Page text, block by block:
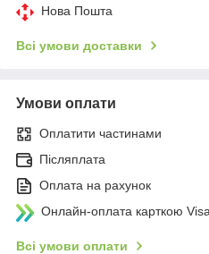
Нова Пошта
Всі умови доставки
Умови оплати
Оплатити частинами
Післяплата
Оплата на рахунок
Онлайн-оплата карткою
Всі умови оплати